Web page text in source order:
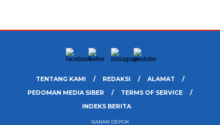
TENTANG KAMI REDAKSI
ALAMAT
PEDOMAN MEDIA SIBER
TERMS OF SERVICE
INDEKS BERITA
SIARAN DEPOK